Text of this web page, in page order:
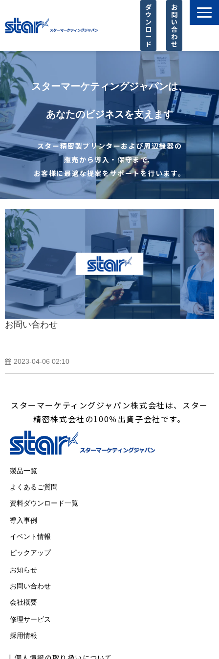
ダ
ウ
ン
ロ
ー
ド
お
問
い
合
わ
せ
店舗様に選ばれる理由
SIer様 支援サービス
導入事例
お知らせ
ピックアップ
よくあるご質問
スターマーケティングジャパンは、
あなたのビジネスを支えます
スター精密製プリンターおよび周辺機器の
販売から導入・保守まで、
お客様に最適な提案をサポートを行います。
お問い合わせ
2023-04-06 02:10
スターマーケティングジャパン株式会社は、スター
精密株式会社の100％出資子会社です。
製品一覧
よくあるご質問
資料ダウンロード一覧
導入事例
イベント情報
ピックアップ
お知らせ
お問い合わせ
会社概要
修理サービス
採用情報